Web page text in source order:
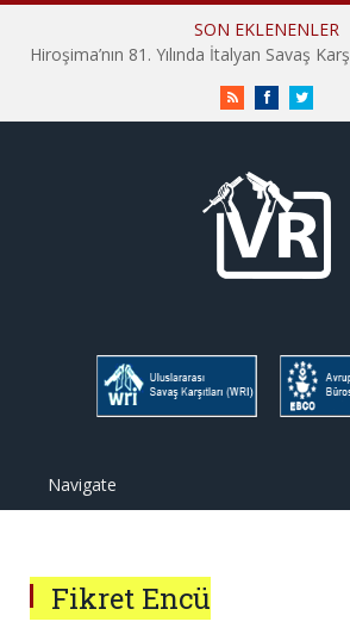
SON EKLENENLER
RSS FacebookTwitter
Navigate
Fikret Encü